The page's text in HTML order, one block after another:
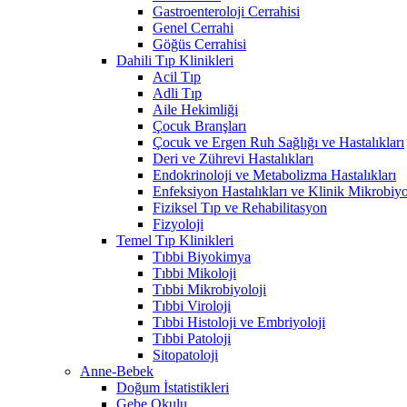
Gastroenteroloji Cerrahisi
Genel Cerrahi
Göğüs Cerrahisi
Dahili Tıp Klinikleri
Acil Tıp
Adli Tıp
Aile Hekimliği
Çocuk Branşları
Çocuk ve Ergen Ruh Sağlığı ve Hastalıkları
Deri ve Zührevi Hastalıkları
Endokrinoloji ve Metabolizma Hastalıkları
Enfeksiyon Hastalıkları ve Klinik
Fiziksel Tıp ve Rehabilitasyon
Fizyoloji
Temel Tıp Klinikleri
Tıbbi Biyokimya
Tıbbi Mikoloji
Tıbbi Mikrobiyoloji
Tıbbi Viroloji
Tıbbi Histoloji ve Embriyoloji
Tıbbi Patoloji
Sitopatoloji
Anne-Bebek
Doğum İstatistikleri
Gebe Okulu